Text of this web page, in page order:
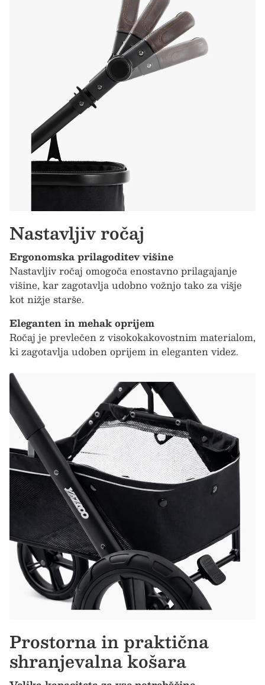
Nastavljiv ročaj
Ergonomska prilagoditev višine
Nastavljiv ročaj omogoča enostavno prilagajanje
višine, kar zagotavlja udobno vožnjo tako za višje
kot nižje starše.
Eleganten in mehak oprijem
Ročaj je prevlečen z visokokakovostnim materialom,
ki zagotavlja udoben oprijem in eleganten videz.
Prostorna in praktična
shranjevalna košara